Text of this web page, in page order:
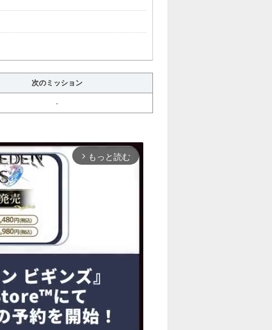
次のミッション
-
arrow_forward_ios もっと読む